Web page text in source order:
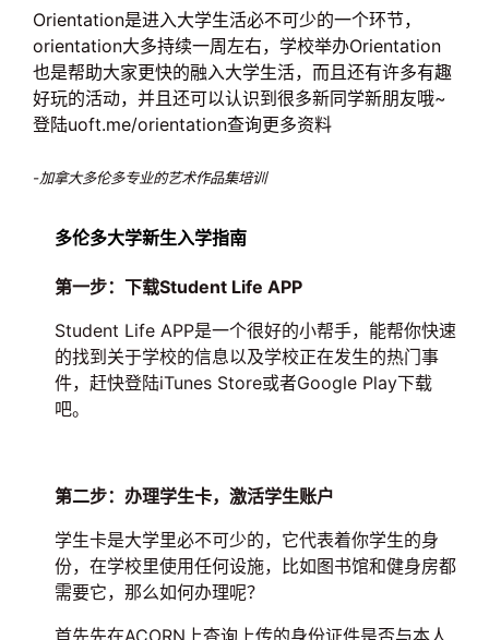
Orientation是进入大学生活必不可少的一个环节，
orientation大多持续一周左右，学校举办Orientation
也是帮助大家更快的融入大学生活，而且还有许多有趣
好玩的活动，并且还可以认识到很多新同学新朋友哦~
登陆uoft.me/orientation查询更多资料
-加拿大多伦多专业的艺术作品集培训
多伦多大学新生入学指南
第一步：下载Student Life APP
Student Life APP是一个很好的小帮手，能帮你快速
的找到关于学校的信息以及学校正在发生的热门事
件，赶快登陆iTunes Store或者Google Play下载
吧。
第二步：办理学生卡，激活学生账户
学生卡是大学里必不可少的，它代表着你学生的身
份，在学校里使用任何设施，比如图书馆和健身房都
需要它，那么如何办理呢？
首先先在ACORN上查询上传的身份证件是否与本人